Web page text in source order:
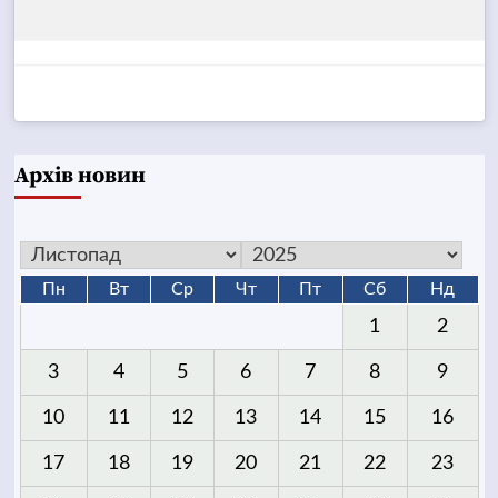
Архів новин
Пн Вт Ср Чт Пт Сб Нд
1 2
3 4 5 6 7 8 9
10 11 12 13 14 15 16
17 18 19 20 21 22 23